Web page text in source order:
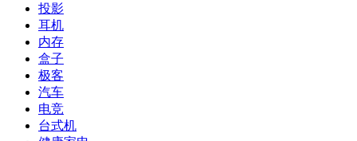
投影
耳机
内存
盒子
极客
汽车
电竞
台式机